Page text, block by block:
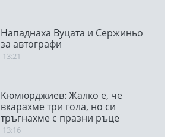
Нападнаха Вуцата и Сержиньо
за автографи
13:21
Кюмюрджиев: Жалко е, че
вкарахме три гола, но си
тръгнахме с празни ръце
13:16